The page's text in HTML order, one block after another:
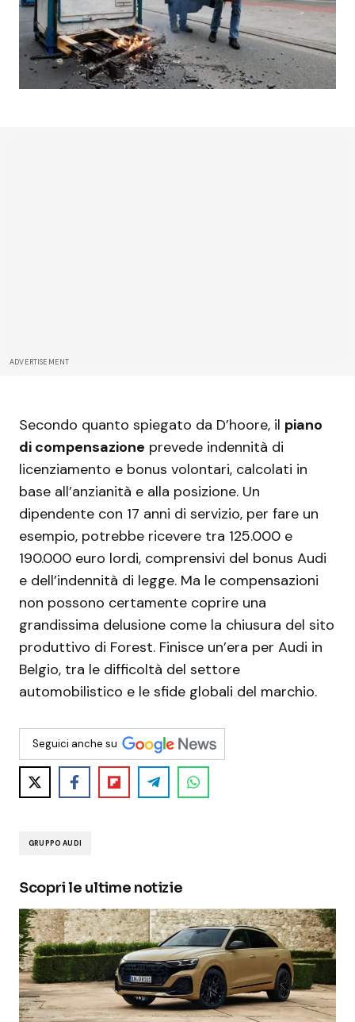
ADVERTISEMENT
Secondo quanto spiegato da D’hoore, il piano
di compensazione prevede indennità di
licenziamento e bonus volontari, calcolati in
base all’anzianità e alla posizione. Un
dipendente con 17 anni di servizio, per fare un
esempio, potrebbe ricevere tra 125.000 e
190.000 euro lordi, comprensivi del bonus Audi
e dell’indennità di legge. Ma le compensazioni
non possono certamente coprire una
grandissima delusione come la chiusura del sito
produttivo di Forest. Finisce un’era per Audi in
Belgio, tra le difficoltà del settore
automobilistico e le sfide globali del marchio.
Seguici anche su
GRUPPO AUDI
Scopri le ultime notizie